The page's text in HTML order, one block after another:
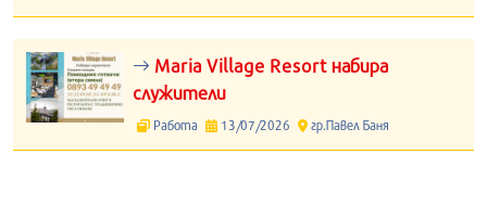
Maria Village Resort набира
служители
Работа 13/07/2026 гр.Павел Баня